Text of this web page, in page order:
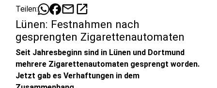
Teilen: mailopen_in_new
Lünen: Festnahmen nach
gesprengten Zigarettenautomaten
Seit Jahresbeginn sind in Lünen und Dortmund
mehrere Zigarettenautomaten gesprengt worden.
Jetzt gab es Verhaftungen in dem